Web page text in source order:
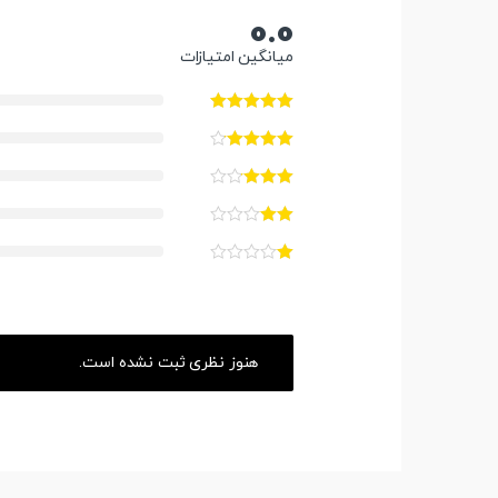
0.0
میانگین امتیازات
هنوز نظری ثبت نشده است.